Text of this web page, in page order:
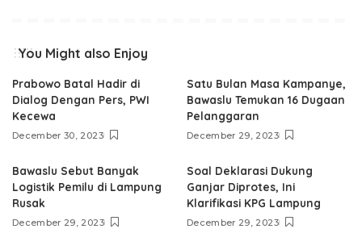
You Might also Enjoy
Prabowo Batal Hadir di
Dialog Dengan Pers, PWI
Kecewa
December 30, 2023
Satu Bulan Masa Kampanye,
Bawaslu Temukan 16 Dugaan
Pelanggaran
December 29, 2023
Bawaslu Sebut Banyak
Logistik Pemilu di Lampung
Rusak
December 29, 2023
Soal Deklarasi Dukung
Ganjar Diprotes, Ini
Klarifikasi KPG Lampung
December 29, 2023